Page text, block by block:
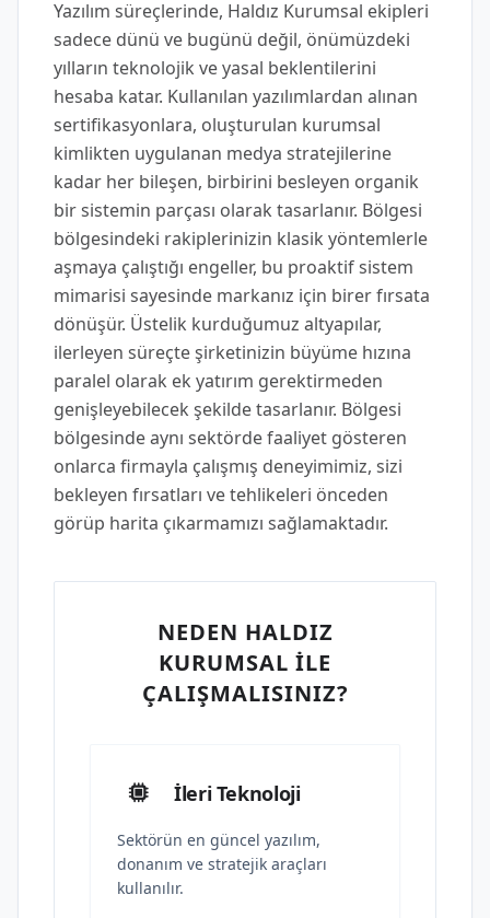
Yazılım süreçlerinde, Haldız Kurumsal ekipleri
sadece dünü ve bugünü değil, önümüzdeki
yılların teknolojik ve yasal beklentilerini
hesaba katar. Kullanılan yazılımlardan alınan
sertifikasyonlara, oluşturulan kurumsal
kimlikten uygulanan medya stratejilerine
kadar her bileşen, birbirini besleyen organik
bir sistemin parçası olarak tasarlanır. Bölgesi
bölgesindeki rakiplerinizin klasik yöntemlerle
aşmaya çalıştığı engeller, bu proaktif sistem
mimarisi sayesinde markanız için birer fırsata
dönüşür. Üstelik kurduğumuz altyapılar,
ilerleyen süreçte şirketinizin büyüme hızına
paralel olarak ek yatırım gerektirmeden
genişleyebilecek şekilde tasarlanır. Bölgesi
bölgesinde aynı sektörde faaliyet gösteren
onlarca firmayla çalışmış deneyimimiz, sizi
bekleyen fırsatları ve tehlikeleri önceden
görüp harita çıkarmamızı sağlamaktadır.
NEDEN HALDIZ
KURUMSAL İLE
ÇALIŞMALISINIZ?
İleri Teknoloji
Sektörün en güncel yazılım,
donanım ve stratejik araçları
kullanılır.